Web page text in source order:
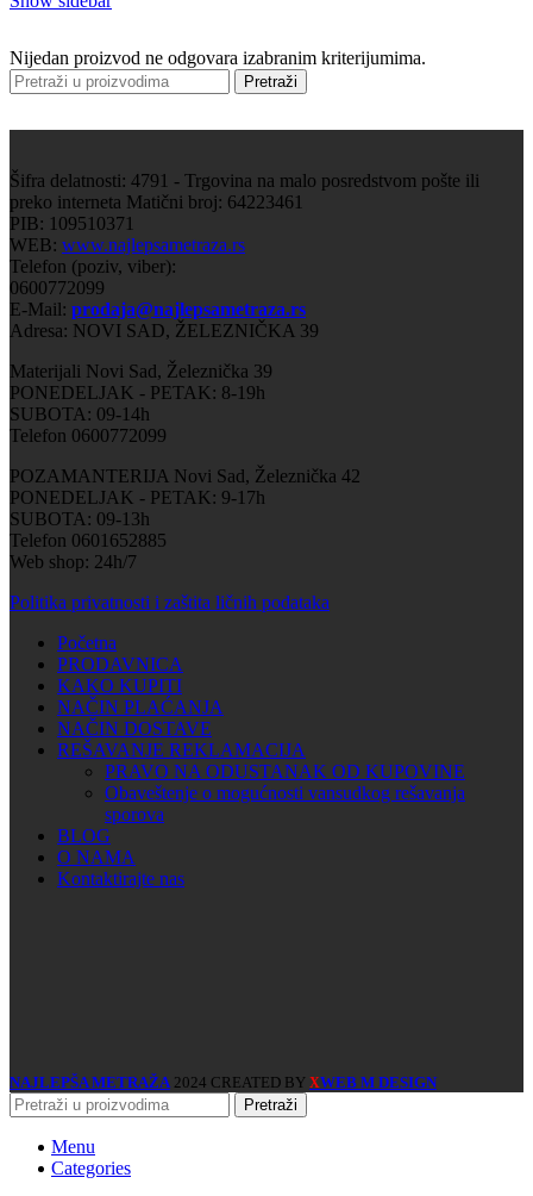
Nijedan proizvod ne odgovara izabranim kriterijumima.
Pretraži
Šifra delatnosti: 4791 - Trgovina na malo posredstvom pošte ili
preko interneta Matični broj: 64223461
PIB: 109510371
WEB: www.najlepsametraza.rs
Telefon (poziv, viber):
0600772099
E-Mail: prodaja@najlepsametraza.rs
Adresa: NOVI SAD, ŽELEZNIČKA 39
Materijali Novi Sad, Železnička 39
PONEDELJAK - PETAK: 8-19h
SUBOTA: 09-14h
Telefon 0600772099
POZAMANTERIJA Novi Sad, Železnička 42
PONEDELJAK - PETAK: 9-17h
SUBOTA: 09-13h
Telefon 0601652885
Web shop: 24h/7
Politika privatnosti i zaštita ličnih podataka
Početna
PRODAVNICA
KAKO KUPITI
NAČIN PLAĆANJA
NAČIN DOSTAVE
REŠAVANJE REKLAMACIJA
PRAVO NA ODUSTANAK OD KUPOVINE
Obaveštenje o mogućnosti vansudkog rešavanja
sporova
BLOG
O NAMA
Kontaktirajte nas
NAJLEPŠA METRAŽA 2024 CREATED BY XWEB M DESIGN
Pretraži
Menu
Categories